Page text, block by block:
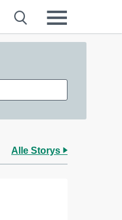
Alle Storys